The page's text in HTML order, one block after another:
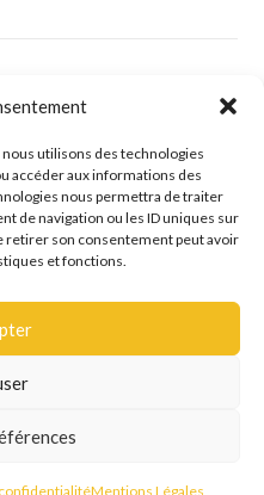
utilisons des technologies
accéder aux informations des
nous permettra de traiter
de navigation ou les ID uniques sur
retirer son consentement peut avoir
et fonctions.
Mentions Légales
OCTAVE
Politique de confidentialité
Politique de cookies